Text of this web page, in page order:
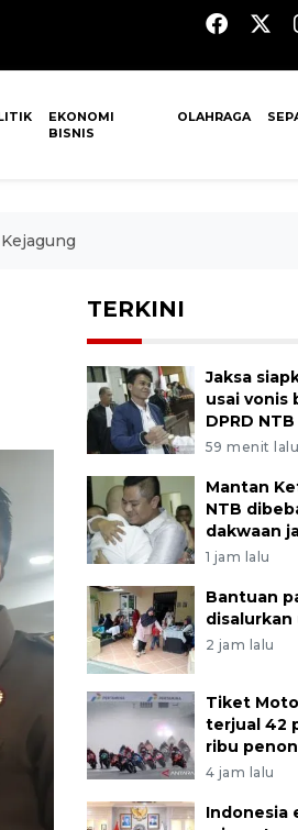
EKONOMI
BISNIS
OLAHRAGA
TERKINI
Jaksa
usai vonis
DPRD NTB
59 menit lalu
Mantan
NTB
dakwaan
1 jam lalu
Bantuan
2 jam lalu
Tiket
terjual 42
ribu
4 jam lalu
Indonesia